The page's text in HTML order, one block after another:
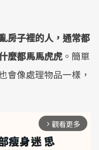
房子裡的人，通常都
麼都馬馬虎虎。簡單
會像處理物品一樣，
arrow_forward_ios 觀看更多